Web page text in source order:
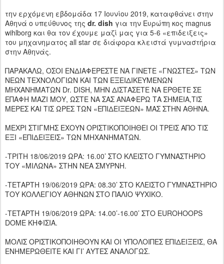
την ερχόμενη εβδομάδα 17 Ιουνίου 2019, καταφθάνει στην
Αθηνά ο υπεύθυνος της dr. dish για την Ευρώπη κος magnus
wihlborg και θα τον έχουμε μαζί μας για 5-6 «επιδειξεις»
του μηχανηματος all star σε διάφορα κλειστά γυμναστήρια
στην Αθηνάς.
ΠΑΡΑΚΑΛΩ, ΟΣΟΙ ΕΝΔΙΑΦΕΡΕΣΤΕ ΝΑ ΓΙΝΕΤΕ «ΓΝΩΣΤΕΣ» ΤΩΝ
ΝΕΩΝ ΤΕΧΝΟΛΟΓΙΩΝ ΚΑΙ ΤΩΝ ΕΞΕΙΔΙΚΕΥΜΕΝΩΝ
ΜΗΧΑΝΗΜΑΤΩΝ Dr. DISH, ΜΗΝ ΔΙΣΤΑΣΕΤΕ ΝΑ ΕΡΘΕΤΕ ΣΕ
ΕΠΑΦΗ ΜΑΖΙ ΜΟΥ, ΩΣΤΕ ΝΑ ΣΑΣ ΑΝΑΦΕΡΩ ΤΑ ΣΗΜΕΙΑ,ΤΙΣ
ΜΕΡΕΣ ΚΑΙ ΤΙΣ ΩΡΕΣ ΤΩΝ «ΕΠΙΔΕΙΞΕΩΝ» ΜΑΣ ΣΤΗΝ ΑΘΗΝΑ.
ΜΕΧΡΙ ΣΤΙΓΜΗΣ ΕΧΟΥΝ ΟΡΙΣΤΙΚΟΠΟΙΗΘΕΙ ΟΙ ΤΡΕΙΣ ΑΠΟ ΤΙΣ
ΕΞΙ «ΕΠΙΔΕΙΞΕΙΣ» ΤΩΝ ΜΗΧΑΝΗΜΑΤΩΝ.
-ΤΡΙΤΗ 18/06/2019 ΩΡΑ: 16.00’ ΣΤΟ ΚΛΕΙΣΤΟ ΓΥΜΝΑΣΤΗΡΙΟ
ΤΟΥ «ΜΙΛΩΝΑ» ΣΤΗΝ ΝΕΑ ΣΜΥΡΝΗ.
-ΤΕΤΑΡΤΗ 19/06/2019 ΩΡΑ: 08.30’ ΣΤΟ ΚΛΕΙΣΤΟ ΓΥΜΝΑΣΤΗΡΙΟ
ΤΟΥ ΚΟΛΛΕΓΙΟΥ ΑΘΗΝΩΝ ΣΤΟ ΠΑΛΙΟ ΨΥΧΙΚΟ.
-ΤΕΤΑΡΤΗ 19/06/2019 ΩΡΑ: 14.00’-16.00’ ΣΤΟ EUROHOOPS
DOME ΚΗΦΙΣΙΑ.
ΜΟΛΙΣ ΟΡΙΣΤΙΚΟΠΟΙΗΘΟΥΝ ΚΑΙ ΟΙ ΥΠΟΛΟΙΠΕΣ ΕΠΙΔΕΙΞΕΙΣ, ΘΑ
ΕΝΗΜΕΡΩΘΕΙΤΕ ΚΑΙ ΓΙ’ ΑΥΤΕΣ ΑΝΑΛΟΓΩΣ.